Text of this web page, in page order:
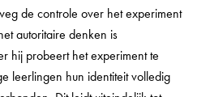
de controle over het experiment
autoritaire denken is
hij probeert het experiment te
leerlingen hun identiteit volledig